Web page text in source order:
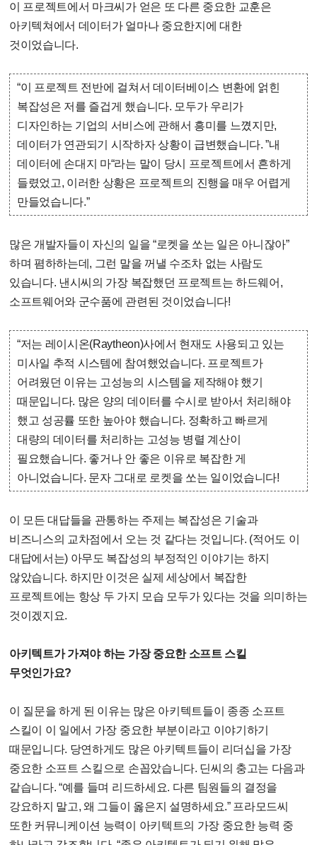
이 프로젝트에서 마크씨가 얻은 또 다른 중요한 교훈은
아키텍쳐에서 데이터가 얼마나 중요한지에 대한
것이었습니다.
“이 프로젝트 전반에 걸쳐서 데이터베이스 변환에 얽힌
복잡성은 저를 즐겁게 했습니다. 모두가 우리가
디자인하는 기업의 서비스에 관해서 흥미를 느꼈지만,
데이터가 연관되기 시작하자 상황이 급변했습니다. ”내
데이터에 손대지 마“라는 말이 당시 프로젝트에서 흔하게
들렸었고, 이러한 상황은 프로젝트의 진행을 매우 어렵게
만들었습니다.”
많은 개발자들이 자신의 일을 “로켓을 쏘는 일은 아니잖아”
하며 폄하하는데, 그런 말을 꺼낼 수조차 없는 사람도
있습니다. 낸시씨의 가장 복잡했던 프로젝트는 하드웨어,
소프트웨어와 군수품에 관련된 것이었습니다!
“저는 레이시온(Raytheon)사에서 현재도 사용되고 있는
미사일 추적 시스템에 참여했었습니다. 프로젝트가
어려웠던 이유는 고성능의 시스템을 제작해야 했기
때문입니다. 많은 양의 데이터를 수시로 받아서 처리해야
했고 성공률 또한 높아야 했습니다. 정확하고 빠르게
대량의 데이터를 처리하는 고성능 병렬 계산이
필요했습니다. 좋거나 안 좋은 이유로 복잡한 게
아니었습니다. 문자 그대로 로켓을 쏘는 일이었습니다!
이 모든 대답들을 관통하는 주제는 복잡성은 기술과
비즈니스의 교차점에서 오는 것 같다는 것입니다. (적어도 이
대답에서는) 아무도 복잡성의 부정적인 이야기는 하지
않았습니다. 하지만 이것은 실제 세상에서 복잡한
프로젝트에는 항상 두 가지 모습 모두가 있다는 것을 의미하는
것이겠지요.
아키텍트가 가져야 하는 가장 중요한 소프트 스킬
무엇인가요?
이 질문을 하게 된 이유는 많은 아키텍트들이 종종 소프트
스킬이 이 일에서 가장 중요한 부분이라고 이야기하기
때문입니다. 당연하게도 많은 아키텍트들이 리더십을 가장
중요한 소프트 스킬으로 손꼽았습니다. 딘씨의 충고는 다음과
같습니다. “예를 들며 리드하세요. 다른 팀원들의 결정을
강요하지 말고, 왜 그들이 옳은지 설명하세요.” 프라모드씨
또한 커뮤니케이션 능력이 아키텍트의 가장 중요한 능력 중